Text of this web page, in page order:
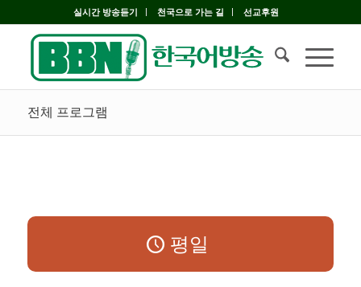
실시간 방송듣기 천국으로 가는 길 선교후원
전체 프로그램
평일